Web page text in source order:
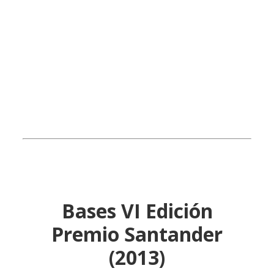
Bases VI Edición
Premio Santander
(2013)